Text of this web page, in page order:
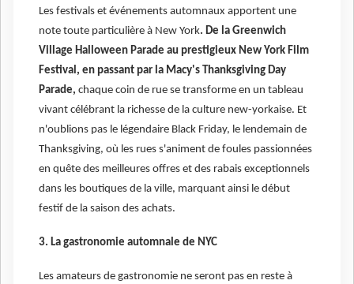
Les festivals et événements automnaux apportent une
note toute particulière à New York. De la Greenwich
Village Halloween Parade au prestigieux New York Film
Festival, en passant par la Macy's Thanksgiving Day
Parade, chaque coin de rue se transforme en un tableau
vivant célébrant la richesse de la culture new-yorkaise. Et
n'oublions pas le légendaire Black Friday, le lendemain de
Thanksgiving, où les rues s'animent de foules passionnées
en quête des meilleures offres et des rabais exceptionnels
dans les boutiques de la ville, marquant ainsi le début
festif de la saison des achats.
3. La gastronomie automnale de NYC
Les amateurs de gastronomie ne seront pas en reste à